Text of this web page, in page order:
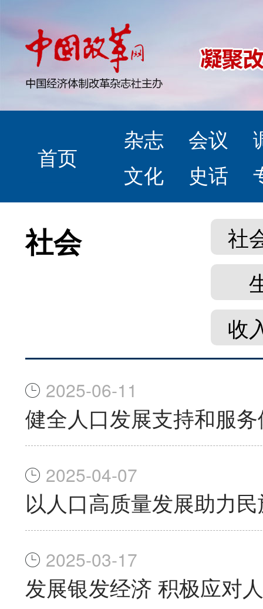
首页
杂志 会议
文化
史话
社会
社
收
2025-06-11
健全人口发展支持和服
2025-04-07
以人口高质量发展助力
2025-03-17
发展银发经济 积极应对